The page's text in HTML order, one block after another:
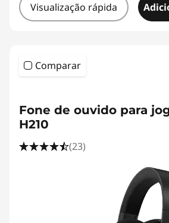
Visualização rápida
Comparar
Fone de ouvido para
H210
(23)